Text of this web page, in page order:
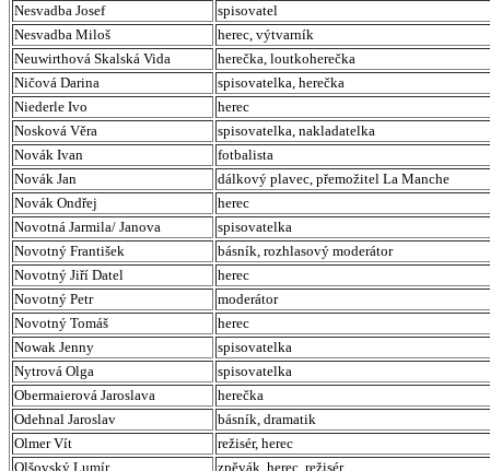
Nesvadba Josef
spisovatel
Nesvadba Miloš
herec, výtvarník
Neuwirthová Skalská Vida
herečka, loutkoherečka
Ničová Darina
spisovatelka, herečka
Niederle Ivo
herec
Nosková Věra
spisovatelka, nakladatelka
Novák Ivan
fotbalista
Novák Jan
dálkový plavec, přemožitel La Manche
Novák Ondřej
herec
Novotná Jarmila/ Janova
spisovatelka
Novotný František
básník, rozhlasový moderátor
Novotný Jiří Datel
herec
Novotný Petr
moderátor
Novotný Tomáš
herec
Nowak Jenny
spisovatelka
Nytrová Olga
spisovatelka
Obermaierová Jaroslava
herečka
Odehnal Jaroslav
básník, dramatik
Olmer Vít
režisér, herec
Olšovský Lumír
zpěvák, herec, režisér